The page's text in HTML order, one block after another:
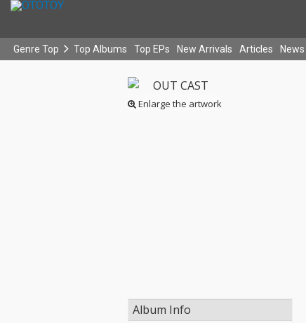
Genre Top Top Albums Top EPs New Arrivals Articles News
Enlarge the artwork
Album Info